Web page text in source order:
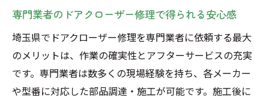
専門業者のドアクローザー修理で得られる安心感
埼玉県でドアクローザー修理を専門業者に依頼する最大
のメリットは、作業の確実性とアフターサービスの充実
です。専門業者は数多くの現場経験を持ち、各メーカー
や型番に対応した部品調達・施工が可能です。施工後に